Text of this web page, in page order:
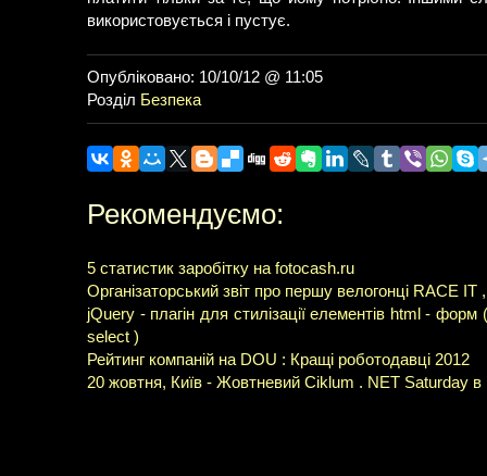
використовується і пустує.
Опубліковано: 10/10/12 @ 11:05
Розділ Безпека
Рекомендуємо:
5 статистик заробітку на fotocash.ru
Організаторський звіт про першу велогонці RACE IT
jQuery - плагін для стилізації елементів html -
select )
Рейтинг компаній на DOU : Кращі роботодавці 2012
20 жовтня, Київ - Жовтневий Ciklum . NET Saturday в